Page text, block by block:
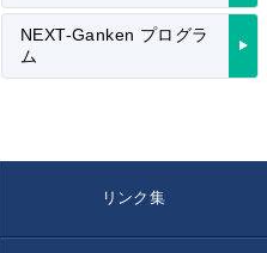
NEXT-Ganken プログラ
ム
リンク集